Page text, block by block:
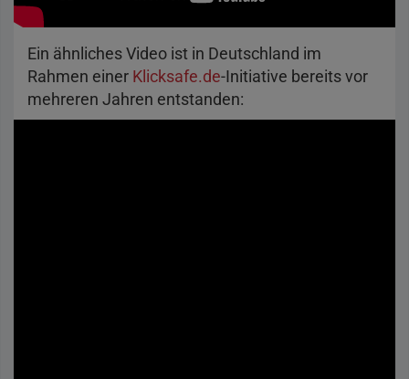
Ein ähnliches Video ist in Deutschland im
Rahmen einer Klicksafe.de-Initiative bereits vor
mehreren Jahren entstanden: